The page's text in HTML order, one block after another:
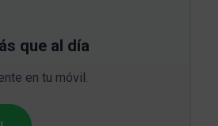
que al día
en tu móvil.